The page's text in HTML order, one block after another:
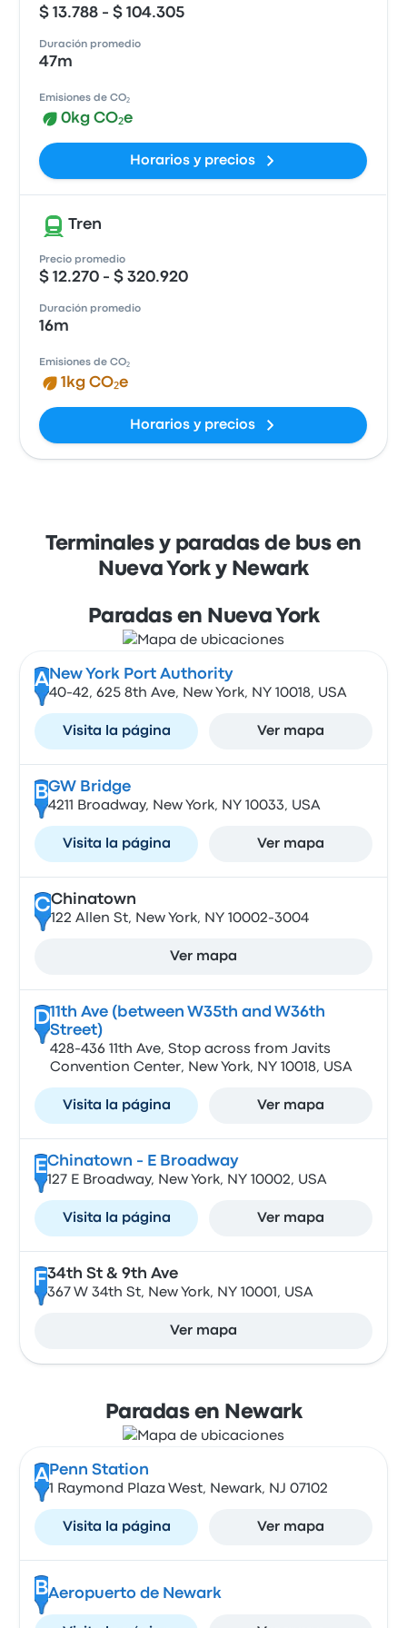
$ 13.788 - $ 104.305
Duración promedio
47m
Emisiones de CO₂
0kg CO₂e
Horarios y precios
Tren
Precio promedio
$ 12.270 - $ 320.920
Duración promedio
16m
Emisiones de CO₂
1kg CO₂e
Horarios y precios
Terminales y paradas de bus en
Nueva York y Newark
Paradas en Nueva York
A New York Port Authority
40-42, 625 8th Ave, New York, NY 10018, USA
Visita la página Ver mapa
BGW Bridge
4211 Broadway, New York, NY 10033, USA
Visita la página Ver mapa
CChinatown
122 Allen St, New York, NY 10002-3004
Ver mapa
D11th Ave (between W35th and W36th
Street)
428-436 11th Ave, Stop across from Javits
Convention Center, New York, NY 10018, USA
Visita la página Ver mapa
EChinatown - E Broadway
127 E Broadway, New York, NY 10002, USA
Visita la página Ver mapa
F34th St & 9th Ave
367 W 34th St, New York, NY 10001, USA
Ver mapa
Paradas en Newark
A Penn Station
1 Raymond Plaza West, Newark, NJ 07102
Visita la página Ver mapa
BAeropuerto de Newark